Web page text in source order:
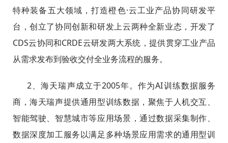
特种装备五大领域，打造橙色·云工业产品协同研发平
台，创立了协同创新和研发上云两种全新业态，开发了
CDS云协同和CRDE云研发两大系统，提供贯穿工业产品
从需求发布到验收交付全业务流程的服务。
2、海天瑞声成立于2005年。作为AI训练数据服务
商，海天瑞声提供通用型训练数据，聚焦于人机交互、
智能驾驶、智慧城市等应用场景，通过数据采集制作、
数据深度加工服务以满足多种场景应用需求的通用型训